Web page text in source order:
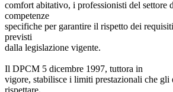
comfort abitativo, i professionisti del settore
competenze
specifiche per garantire il rispetto dei
previsti
dalla legislazione vigente.
Il DPCM 5 dicembre 1997, tuttora in
vigore, stabilisce i limiti prestazionali che gli
rispettare,